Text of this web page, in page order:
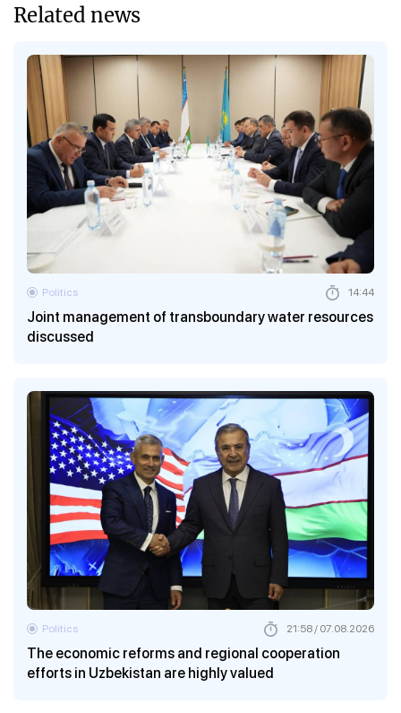
Related news
Joint management of transboundary water resources
discussed
Politics 14:44
The economic reforms and regional cooperation
efforts in Uzbekistan are highly valued
Politics 21:58 / 07.08.2026